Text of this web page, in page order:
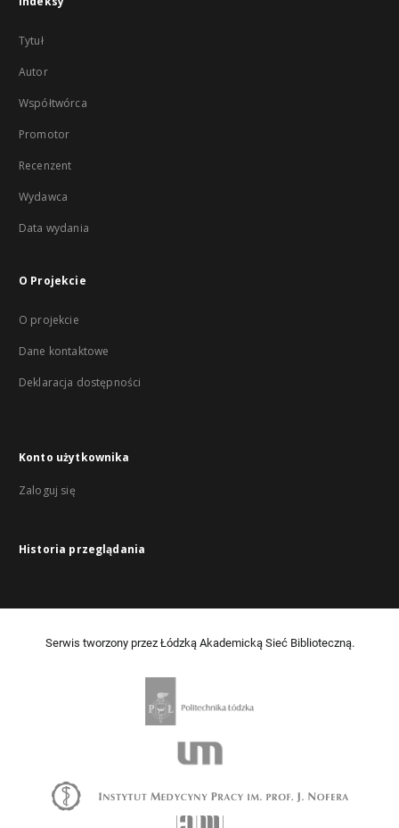
Tytuł
Autor
Współtwórca
Promotor
Recenzent
Wydawca
Data wydania
O Projekcie
O projekcie
Dane kontaktowe
Deklaracja dostępności
Konto użytkownika
Zaloguj się
Historia przeglądania
Serwis tworzony przez Łódzką Akademicką Sieć Biblioteczną.